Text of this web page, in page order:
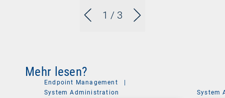
1 / 3
Mehr lesen?
Endpoint Management
System Administration
System